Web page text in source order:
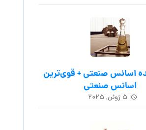
اسانس صنعتی + قوی‌ترین
اسانس‌ صنعتی
۵ ژوئن, ۲۰۲۵